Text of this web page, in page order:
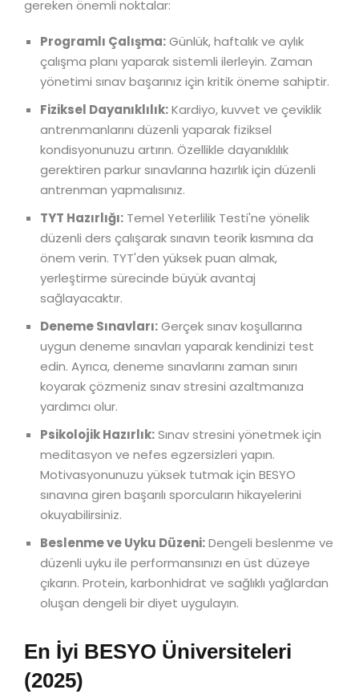
gereken önemli noktalar:
Programlı Çalışma:Günlük, haftalık ve aylık
çalışma planı yaparak sistemli ilerleyin. Zaman
yönetimi sınav başarınız için kritik öneme sahiptir.
Fiziksel Dayanıklılık:Kardiyo, kuvvet ve çeviklik
antrenmanlarını düzenli yaparak fiziksel
kondisyonunuzu artırın. Özellikle dayanıklılık
gerektiren parkur sınavlarına hazırlık için düzenli
antrenman yapmalısınız.
TYT Hazırlığı: Temel Yeterlilik Testi'ne yönelik
düzenli ders çalışarak sınavın teorik kısmına da
önem verin. TYT'den yüksek puan almak,
yerleştirme sürecinde büyük avantaj
sağlayacaktır.
Deneme Sınavları:Gerçek sınav koşullarına
uygun deneme sınavları yaparak kendinizi test
edin. Ayrıca, deneme sınavlarını zaman sınırı
koyarak çözmeniz sınav stresini azaltmanıza
yardımcı olur.
Psikolojik Hazırlık:Sınav stresini yönetmek için
meditasyon ve nefes egzersizleri yapın.
Motivasyonunuzu yüksek tutmak için BESYO
sınavına giren başarılı sporcuların hikayelerini
okuyabilirsiniz.
Beslenme ve Uyku Düzeni:Dengeli beslenme ve
düzenli uyku ile performansınızı en üst düzeye
çıkarın. Protein, karbonhidrat ve sağlıklı yağlardan
oluşan dengeli bir diyet uygulayın.
En İyi BESYO Üniversiteleri
(2025)